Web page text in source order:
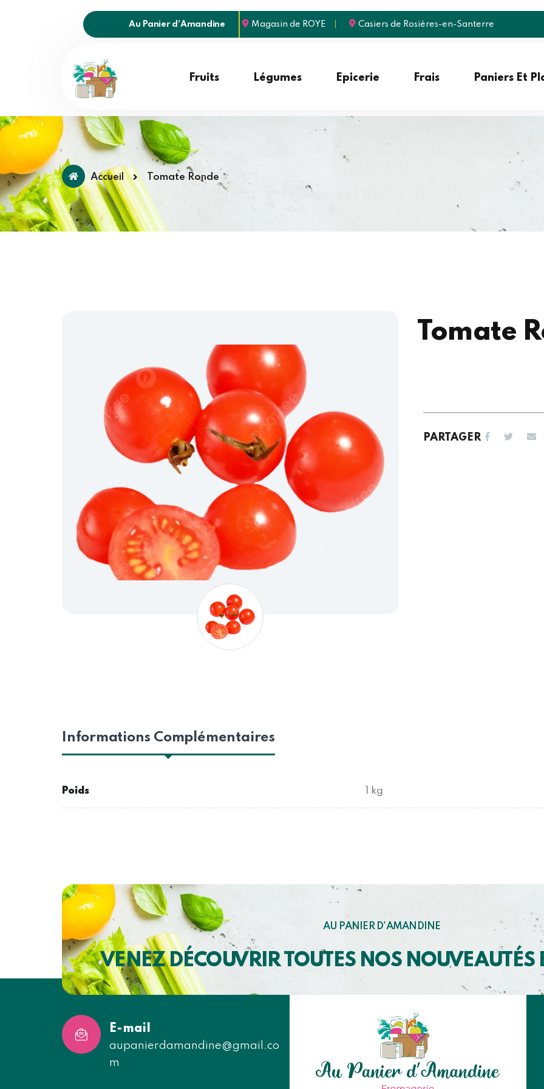
Au Panier d'Amandine Magasin de ROYE Casiers de Rosières-en-Santerre
Fruits Légumes Epicerie Frais Paniers Et
Accueil Tomate Ronde
Tomate
PARTAGER
Informations Complémentaires
Poids 1 kg
AU PANIER D'AMANDINE
VENEZ DÉCOUVRIR TOUTES NOS
E-mail
aupanierdamandine@gmail.co
m